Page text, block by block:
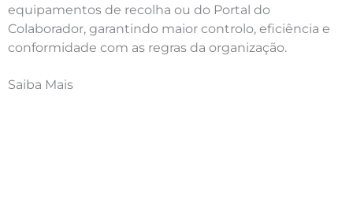
equipamentos de recolha ou do Portal do
Colaborador, garantindo maior controlo, eficiência e
conformidade com as regras da organização.
Saiba Mais